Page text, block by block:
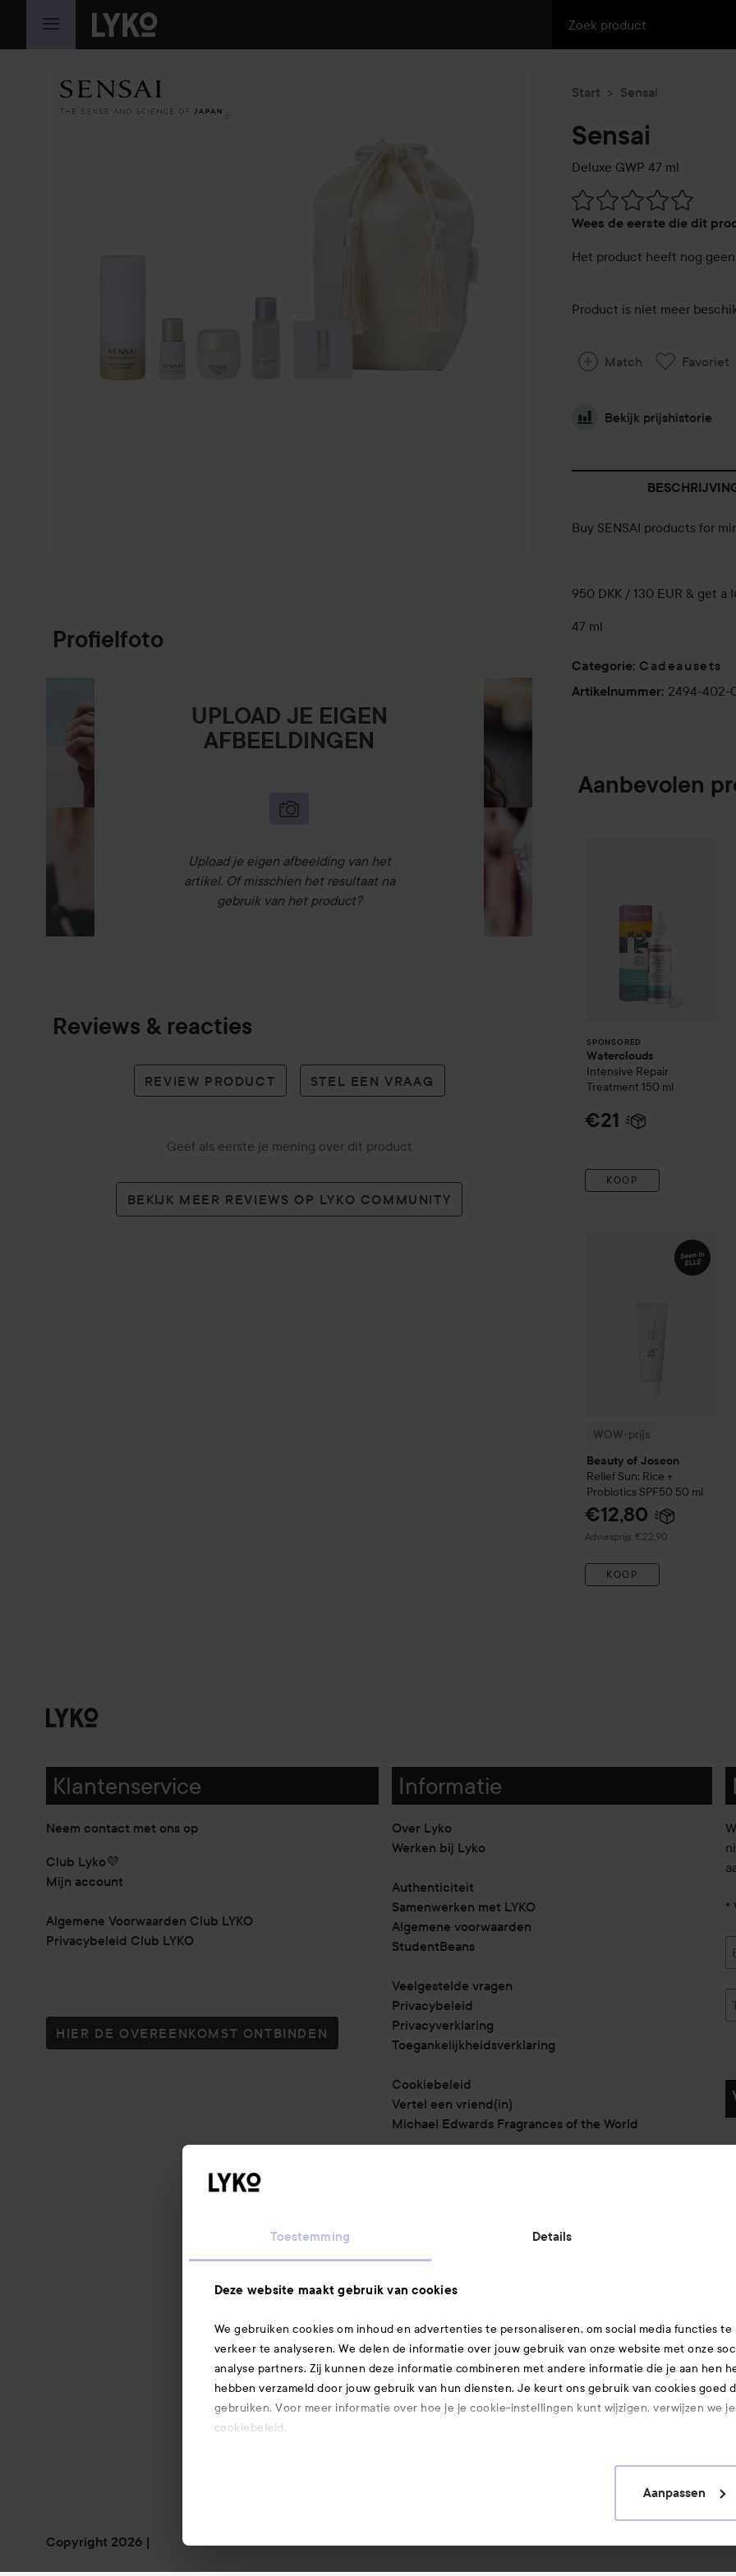
Toestemming Details
Deze website maakt gebruik van cookies
We gebruiken cookies om inhoud en advertenties te personaliseren, om social media functies
verkeer te analyseren. We delen de informatie over jouw gebruik van onze website met onze
analyse partners. Zij kunnen deze informatie combineren met andere informatie die je aan hen
hebben verzameld door jouw gebruik van hun diensten. Je keurt ons gebruik van cookies goed
gebruiken. Voor meer informatie over hoe je je cookie-instellingen kunt wijzigen, verwijzen we
cookiebeleid.
Aanpassen
GA NAAR INHOUD
Profielfoto
UPLOAD JE EIGEN
AFBEELDINGEN
Upload je eigen afbeelding van het
artikel. Of misschien het resultaat na
gebruik van het product?
Reviews & reacties
REVIEW PRODUCT STEL EEN VRAAG
Geef als eerste je mening over dit product
BEKIJK MEER REVIEWS OP LYKO COMMUNITY
Start Sensai
Sensai
Deluxe GWP 47 ml
Wees de eerste die dit
Ga naar Reviews & reacties
Het product heeft nog geen
Product is niet meer
Match Favoriet
Bekijk prijshistorie
Buy SENSAI products for
950 DKK / 130 EUR & get a
47 ml
Categorie: Cadeausets
Artikelnummer: 2494-402-
Aanbevolen
SPONSORED
Waterclouds
Intensive Repair
Treatment 150 ml
€21
KOOP
WOW-prijs
Beauty of Joseon
Relief Sun: Rice +
Probiotics SPF50 50 ml
€12,80
Adviesprijs: €22,90
Aanbevolen prijs €22,90
KOOP
Beauty of
Klantenservice
Neem contact met ons op
Club Lyko💜
Mijn account
Algemene Voorwaarden Club LYKO
Privacybeleid Club LYKO
HIER DE OVEREENKOMST ONTBINDEN
Informatie
Over Lyko
Werken bij Lyko
Authenticiteit
Samenwerken met LYKO
Algemene voorwaarden
StudentBeans
Veelgestelde vragen
Privacybeleid
Privacyverklaring
Toegankelijkheidsverklaring
Cookiebeleid
Vertel een vriend(in)
Michael Edwards Fragrances of the World
Verzendmethoden:
Gecertificeerde veiligheid:
*
Copyright 2026